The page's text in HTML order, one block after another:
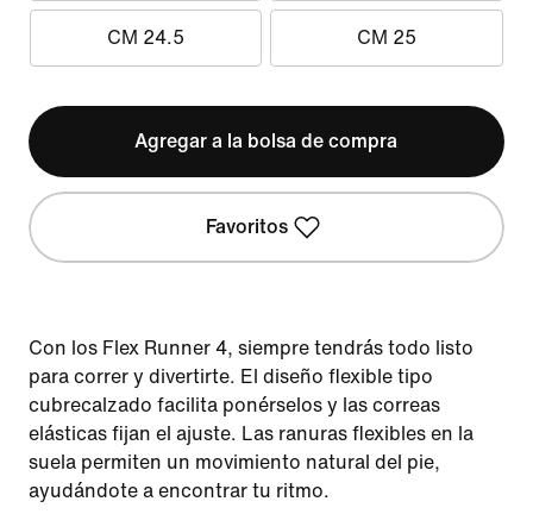
CM 24.5 CM 25
Agregar a la bolsa de compra
Favoritos
Con los Flex Runner 4, siempre tendrás todo listo
para correr y divertirte. El diseño flexible tipo
cubrecalzado facilita ponérselos y las correas
elásticas fijan el ajuste. Las ranuras flexibles en la
suela permiten un movimiento natural del pie,
ayudándote a encontrar tu ritmo.